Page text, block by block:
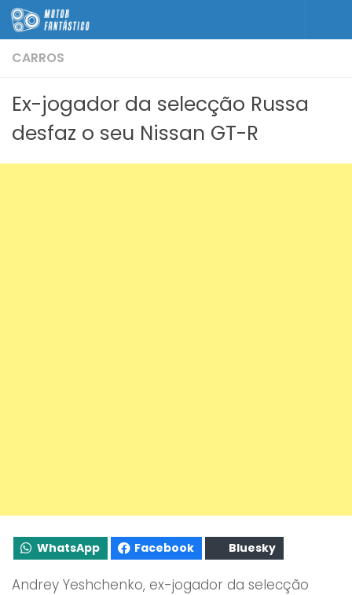
Skip to content
CARROS
Ex-jogador da selecção Russa
desfaz o seu Nissan GT-R
WhatsApp Facebook Bluesky
Andrey Yeshchenko, ex-jogador da selecção